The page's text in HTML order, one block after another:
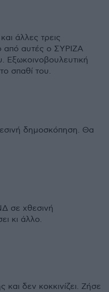
άλλες τρεις
από αυτές ο ΣΥΡΙΖΑ
Εξωκοινοβουλευτική
σπαθί του.
δημοσκόπηση. Θα
σε χθεσινή
κι άλλο.
δεν κοκκινίζει. Ζήσε